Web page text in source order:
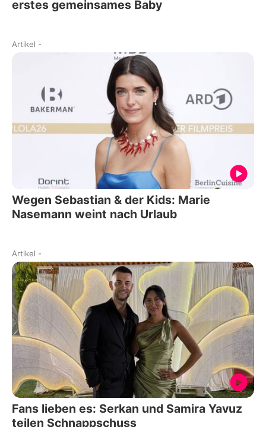
erstes gemeinsames Baby
Artikel -
Wegen Sebastian & der Kids: Marie
Nasemann weint nach Urlaub
Artikel -
Fans lieben es: Serkan und Samira Yavuz
teilen Schnappschuss